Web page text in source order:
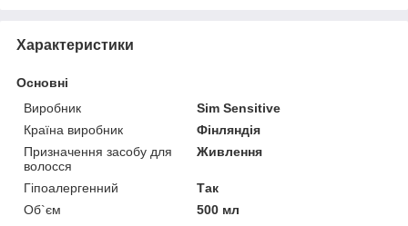
Характеристики
Основні
Виробник
Sim Sensitive
Країна виробник
Фінляндія
Призначення засобу для
волосся
Живлення
Гіпоалергенний
Так
Об`єм
500 мл